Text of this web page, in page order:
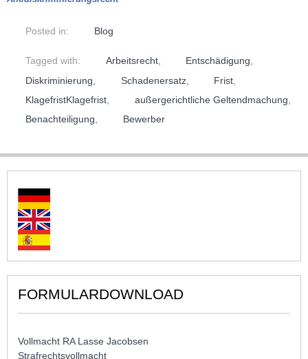
Posted in: Blog
Tagged with: Arbeitsrecht, Entschädigung,
Diskriminierung
Schadenersatz, Frist
KlagefristKlagefrist
außergerichtliche Geltendmachung
Benachteiligung, Bewerber
FORMULARDOWNLOAD
Vollmacht RA Lasse Jacobsen
Strafrechtsvollmacht